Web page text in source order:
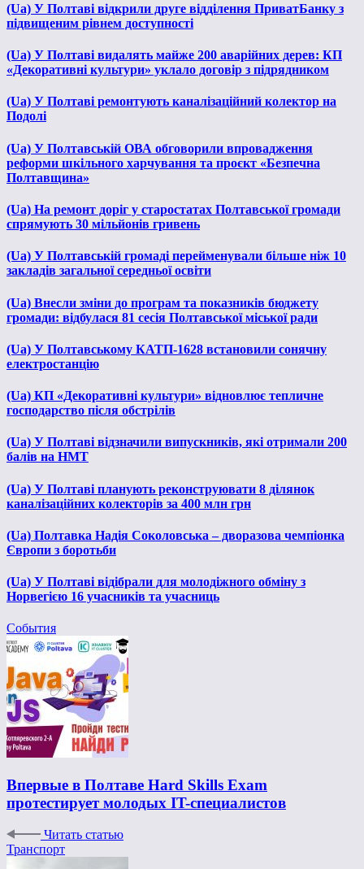
(Ua) У Полтаві відкрили друге відділення ПриватБанку з
підвищеним рівнем доступності
(Ua) У Полтаві видалять майже 200 аварійних дерев: КП
«Декоративні культури» уклало договір з підрядником
(Ua) У Полтаві ремонтують каналізаційний колектор на
Подолі
(Ua) У Полтавській ОВА обговорили впровадження
реформи шкільного харчування та проєкт «Безпечна
Полтавщина»
(Ua) На ремонт доріг у старостатах Полтавської громади
спрямують 30 мільйонів гривень
(Ua) У Полтавській громаді перейменували більше ніж 10
закладів загальної середньої освіти
(Ua) Внесли зміни до програм та показників бюджету
громади: відбулася 81 сесія Полтавської міської ради
(Ua) У Полтавському КАТП-1628 встановили сонячну
електростанцію
(Ua) КП «Декоративні культури» відновлює тепличне
господарство після обстрілів
(Ua) У Полтаві відзначили випускників, які отримали 200
балів на НМТ
(Ua) У Полтаві планують реконструювати 8 ділянок
каналізаційних колекторів за 400 млн грн
(Ua) Полтавка Надія Соколовська – дворазова чемпіонка
Європи з боротьби
(Ua) У Полтаві відібрали для молодіжного обміну з
Норвегією 16 учасників та учасниць
События
Впервые в Полтаве Hard Skills Exam
протестирует молодых IT-специалистов
Читать статью
Транспорт